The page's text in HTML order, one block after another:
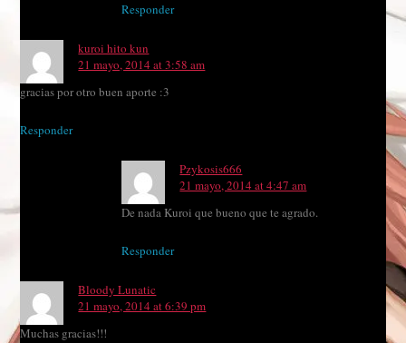
Responder
kuroi hito kun
21 mayo, 2014 at 3:58 am
gracias por otro buen aporte :3
Responder
Pzykosis666
21 mayo, 2014 at 4:47 am
De nada Kuroi que bueno que te agrado.
Responder
Bloody Lunatic
21 mayo, 2014 at 6:39 pm
Muchas gracias!!!